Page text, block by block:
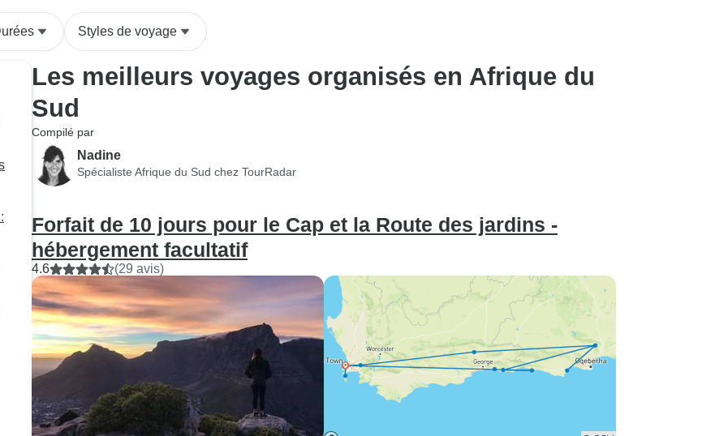
Styles de voyage
Les meilleurs voyages organisés en Afrique du
Sud
Compilé par
Nadine
Spécialiste Afrique du Sud chez TourRadar
Forfait de 10 jours pour le Cap et la Route des jardins -
hébergement facultatif
4.6 (29 avis)